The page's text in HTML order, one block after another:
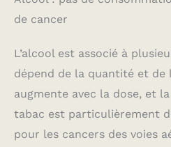
de cancer
L’alcool est associé à
dépend de la quantité et de
augmente avec la dose, et
tabac est particulièrement
pour les cancers des voies